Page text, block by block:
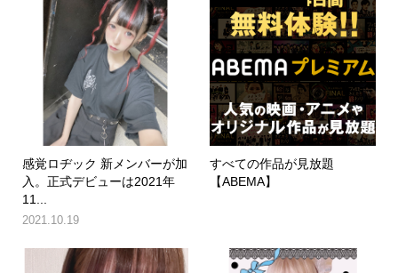
感覚ロヂック 新メンバーが加
入。正式デビューは2021年
11...
2021.10.19
すべての作品が見放題
【ABEMA】